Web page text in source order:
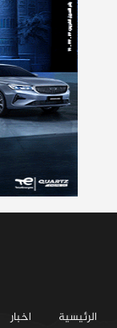
الرئيسية اخبار